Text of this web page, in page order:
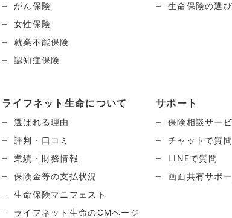
がん保険
女性保険
就業不能保険
認知症保険
生命保険の選
ライフネット生命について
選ばれる理由
評判・口コミ
業績・財務情報
保険金等の支払状況
生命保険マニフェスト
ライフネット生命のCMページ
サポート
保険相談サー
チャットで質問
LINEで質問
画面共有サポ